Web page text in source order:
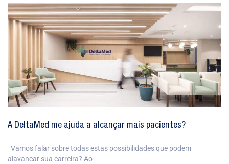
A DeltaMed me ajuda a alcançar mais pacientes?
Vamos falar sobre todas estas possibilidades que podem
alavancar sua carreira? Ao